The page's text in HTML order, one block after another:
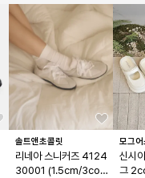
솔트앤초콜릿
리네아 스니커즈 4124
30001 (1.5cm/3colo
모그
신시
그